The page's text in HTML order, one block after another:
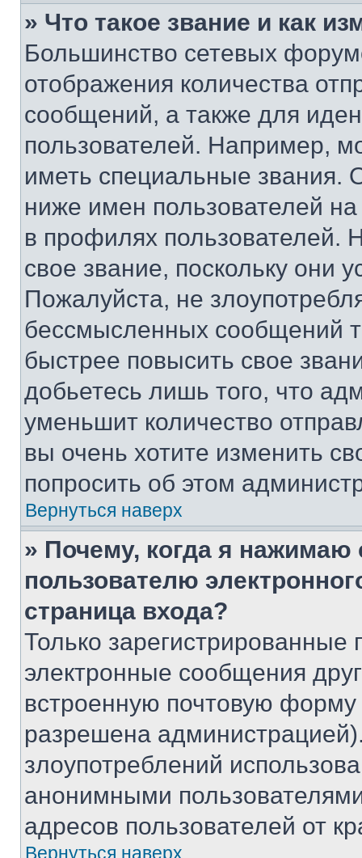
» Что такое звание и как
Большинство сетевых
отображения количества
сообщений, а также для
пользователей. Например,
иметь специальные звания.
ниже имен пользователей
в профилях
свое звание, поскольку они
Пожалуйста, не
бессмысленных сообщений
быстрее повысить свое
добьетесь лишь того, что
уменьшит количество
вы очень хотите изменить
попросить об этом
Вернуться наверх
» Почему, когда я нажимаю
пользователю
страница входа?
Только зарегистрированные
электронные сообщения
встроенную почтовую
разрешена
злоупотреблений
анонимными
адресов пользователей от
Вернуться наверх